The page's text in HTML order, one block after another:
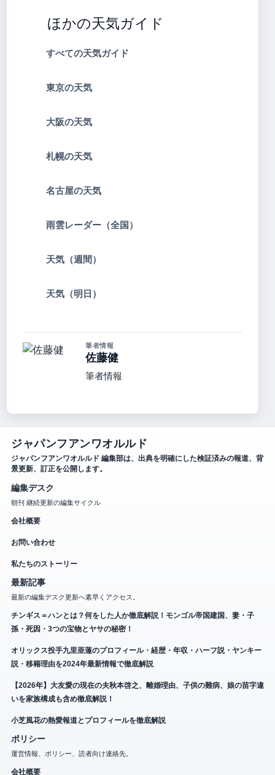
ほかの天気ガイド
すべての天気ガイド
東京の天気
大阪の天気
札幌の天気
名古屋の天気
雨雲レーダー（全国）
天気（週間）
天気（明日）
筆者情報
佐藤健
筆者情報
ジャパンフアンワオルルド
ジャパンフアンワオルルド 編集部は、出典を明確にした検証済みの報道、背
景更新、訂正を公開します。
編集デスク
朝刊 継続更新の編集サイクル
会社概要
お問い合わせ
私たちのストーリー
最新記事
最新の編集デスク更新へ素早くアクセス。
チンギス＝ハンとは？何をした人か徹底解説！モンゴル帝国建国、妻・子
孫・死因・3つの宝物とヤサの秘密！
オリックス投手九里亜蓮のプロフィール・経歴・年収・ハーフ説・ヤンキー
説・移籍理由を2024年最新情報で徹底解説
【2026年】大友愛の現在の夫秋本啓之、離婚理由、子供の難病、娘の苗字違
いを家族構成も含め徹底解説！
小芝風花の熱愛報道とプロフィールを徹底解説
ポリシー
運営情報、ポリシー、読者向け連絡先。
会社概要